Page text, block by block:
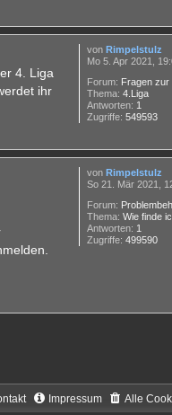
von Rimpelstulz
Mo 5. Apr 2021,
Forum: Fragen zur
Thema: 4.Liga
Antworten: 1
Zugriffe: 549593
4. Liga
ihr
von Rimpelstulz
So 21. Mär 2021,
Forum:
Thema: Wie finde
Antworten: 1
Zugriffe: 499590
Alle
Impressum